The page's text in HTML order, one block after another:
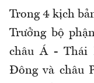
Trong 4 kịch
Trưởng bộ
châu Á - Thái
Đông và châu